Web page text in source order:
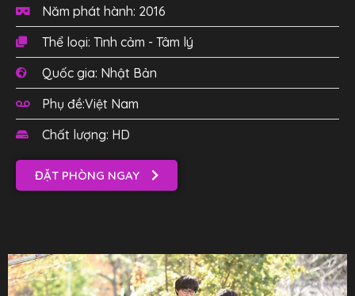
Năm phát hành: 2016
Thể loại: Tình cảm - Tâm lý
Quốc gia: Nhật Bản
Phụ đề:Việt Nam
Chất lượng: HD
ĐẶT PHÒNG NGAY